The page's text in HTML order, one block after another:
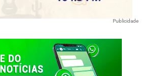
Publicidade